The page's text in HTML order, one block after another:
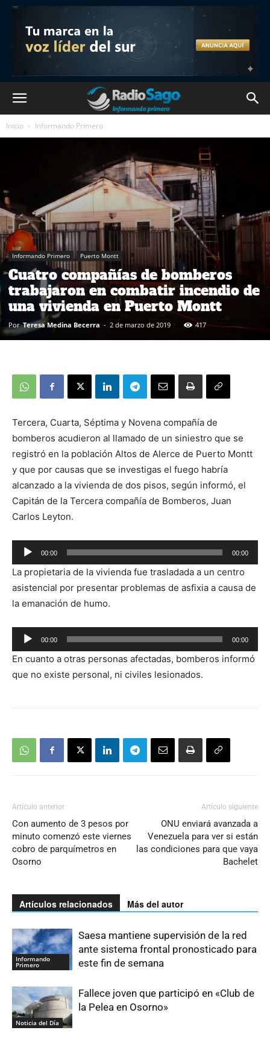
Inicio Informando Primero
Informando Primero Puerto Montt
Cuatro compañías de bomberos
trabajaron en combatir incendio de
una vivienda en Puerto Montt
Por Teresa Medina Becerra - 2 de marzo de 2019 417
Tercera, Cuarta, Séptima y Novena compañía de
bomberos acudieron al llamado de un siniestro que se
registró en la población Altos de Alerce de Puerto Montt
y que por causas que se investigas el fuego habría
alcanzado a la vivienda de dos pisos, según informó, el
Capitán de la Tercera compañía de Bomberos, Juan
Carlos Leyton.
Reproductor
de
audio
00:00 00:00
La propietaria de la vivienda fue trasladada a un centro
asistencial por presentar problemas de asfixia a causa de
la emanación de humo.
Reproductor
de
audio
00:00 00:00
En cuanto a otras personas afectadas, bomberos informó
que no existe personal, ni civiles lesionados.
Artículo anterior
Con aumento de 3 pesos por
minuto comenzó este viernes
cobro de parquímetros en
Osorno
Artículo siguiente
ONU enviará avanzada a
Venezuela para ver si están
las condiciones para que vaya
Bachelet
Artículos relacionados Más del autor
Informando
Primero
Saesa mantiene supervisión de la red
ante sistema frontal pronosticado para
este fin de semana
Noticia del Día
Fallece joven que participó en «Club de
la Pelea en Osorno»